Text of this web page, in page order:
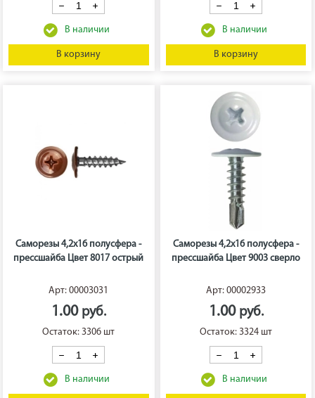
В корзину В корзину
Саморезы 4,2х16 полусфера -
прессшайба Цвет 8017 острый
Арт: 00003031
1.00
Остаток: 3306 шт
Саморезы 4,2х16 полусфера -
прессшайба Цвет 9003 сверло
Арт: 00002933
1.00
Остаток: 3324 шт